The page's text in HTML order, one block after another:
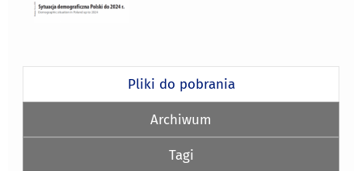
Pliki do pobrania
Archiwum
Tagi